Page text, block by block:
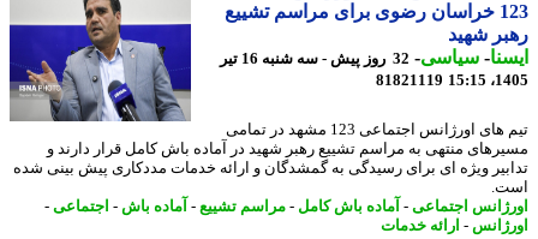
123 خراسان رضوی برای مراسم تشییع
شهید
-سیاسی-
32 روز پیش - سه شنبه 16 تیر
81821119
تیم های اورژانس اجتماعی 123 مشهد در تمامی
منتهی به مراسم تشییع رهبر شهید در آماده باش کامل قرار دارند و
ویژه ای برای رسیدگی به گمشدگان و ارائه خدمات مددکاری پیش بینی شده
اجتماعی-آماده باش کامل-مراسم تشییع-آماده باش -اجتماعی-
-ارائه خدمات